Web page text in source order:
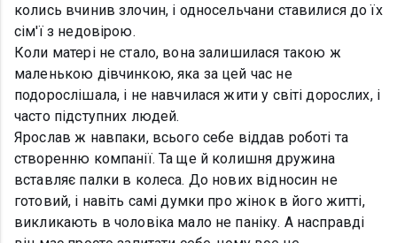
колись вчинив злочин, і односельчани ставилися до їх
сім'ї з недовірою.
Коли матері не стало, вона залишилася такою ж
маленькою дівчинкою, яка за цей час не
подорослішала, і не навчилася жити у світі дорослих, і
часто підступних людей.
Ярослав ж навпаки, всього себе віддав роботі та
створенню компанії. Та ще й колишня дружина
вставляє палки в колеса. До нових відносин не
готовий, і навіть самі думки про жінок в його житті,
викликають в чоловіка мало не паніку. А насправді